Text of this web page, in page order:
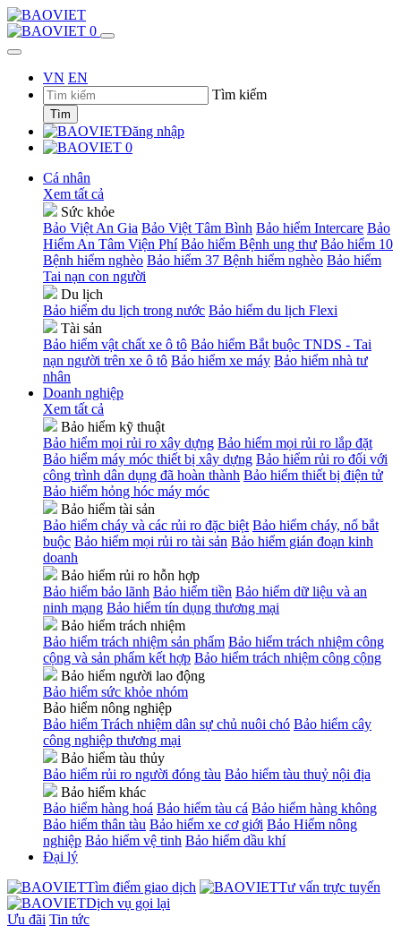
0
VN EN
Tìm kiếm
Tìm
Đăng nhập
0
Cá nhân
Xem tất cả
Sức khỏe
Bảo Việt An Gia Bảo Việt Tâm Bình Bảo hiểm Intercare Bảo
Hiểm An Tâm Viện Phí Bảo hiểm Bệnh ung thư Bảo hiểm 10
Bệnh hiểm nghèo Bảo hiểm 37 Bệnh hiểm nghèo Bảo hiểm
Tai nạn con người
Du lịch
Bảo hiểm du lịch trong nước Bảo hiểm du lịch Flexi
Tài sản
Bảo hiểm vật chất xe ô tô Bảo hiểm Bắt buộc TNDS - Tai
nạn người trên xe ô tô Bảo hiểm xe máy Bảo hiểm nhà tư
nhân
Doanh nghiệp
Xem tất cả
Bảo hiểm kỹ thuật
Bảo hiểm mọi rủi ro xây dựng Bảo hiểm mọi rủi ro lắp đặt
Bảo hiểm máy móc thiết bị xây dựng Bảo hiểm rủi ro đối với
công trình dân dụng đã hoàn thành Bảo hiểm thiết bị điện tử
Bảo hiểm hỏng hóc máy móc
Bảo hiểm tài sản
Bảo hiểm cháy và các rủi ro đặc biệt Bảo hiểm cháy, nổ bắt
buộc Bảo hiểm mọi rủi ro tài sản Bảo hiểm gián đoạn kinh
doanh
Bảo hiểm rủi ro hỗn hợp
Bảo hiểm bảo lãnh Bảo hiểm tiền Bảo hiểm dữ liệu và an
ninh mạng Bảo hiểm tín dụng thương mại
Bảo hiểm trách nhiệm
Bảo hiểm trách nhiệm sản phẩm Bảo hiểm trách nhiệm công
cộng và sản phẩm kết hợp Bảo hiểm trách nhiệm công cộng
Bảo hiểm người lao động
Bảo hiểm sức khỏe nhóm
Bảo hiểm nông nghiệp
Bảo hiểm Trách nhiệm dân sự chủ nuôi chó Bảo hiểm cây
công nghiệp thương mại
Bảo hiểm tàu thủy
Bảo hiểm rủi ro người đóng tàu Bảo hiểm tàu thuỷ nội địa
Bảo hiểm khác
Bảo hiểm hàng hoá Bảo hiểm tàu cá Bảo hiểm hàng không
Bảo hiểm thân tàu Bảo hiểm xe cơ giới Bảo Hiểm nông
nghiệp Bảo hiểm vệ tinh Bảo hiểm dầu khí
Đại lý
Tìm điểm giao dịch
Tư vấn trực tuyến
Dịch vụ gọi lại
Ưu đãi Tin tức